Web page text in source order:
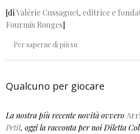
[diValérie Cussaguet, editrice e
Fourmis Rouges]
Per saperne di più su
Qualcuno per giocare
La nostra più recente novità ovvero
Petit, oggi la racconta per noi Diletta